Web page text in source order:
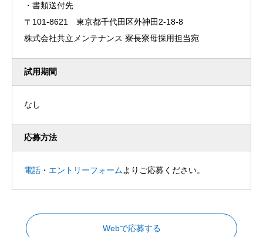
・書類送付先
〒101-8621 東京都千代田区外神田2-18-8
株式会社共立メンテナンス 寮長寮母採用担当宛
試用期間
なし
応募方法
電話 ・ エントリーフォームよりご応募ください。
Webで応募する